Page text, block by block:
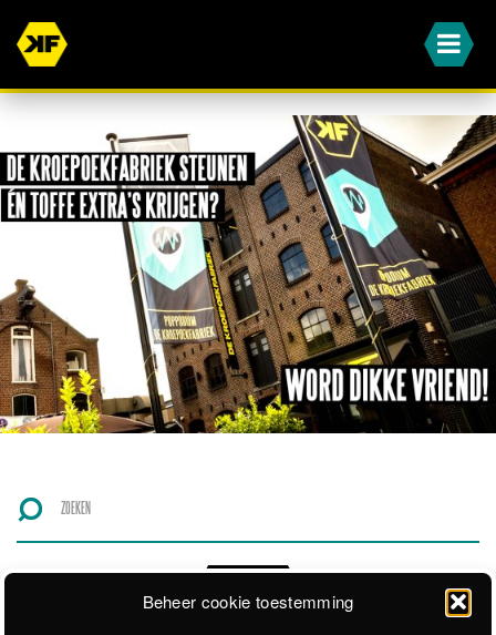
Beheer cookie toestemming
WORD JIJ OOK EEN VAN ONZE DIKKE VRIENDEN?